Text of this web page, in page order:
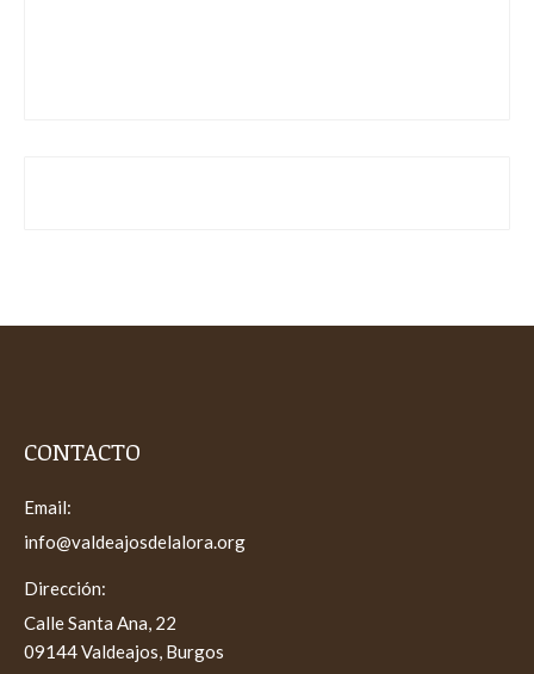
CONTACTO
Email:
info@valdeajosdelalora.org
Dirección:
Calle Santa Ana, 22
09144 Valdeajos, Burgos